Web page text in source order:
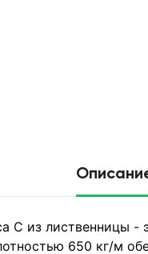
С из лиственницы
650 кг/м